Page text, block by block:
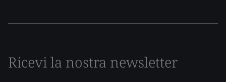
Ricevi la nostra newsletter